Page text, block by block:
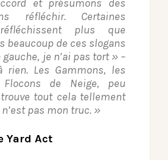
et présumons des
réfléchir. Certaines
plus que
beaucoup de ces slogans
je n’ai pas tort » –
rien. Les Gammons, les
de Neige, peu
tout cela tellement
pas mon truc. »
Yard Act